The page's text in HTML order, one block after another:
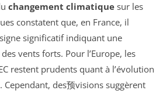
changement climatique sur les
constatent que, en France, il
significatif indiquant une
vents forts. Pour l’Europe, les
restent prudents quant à l’évolution
des预visions suggèrent